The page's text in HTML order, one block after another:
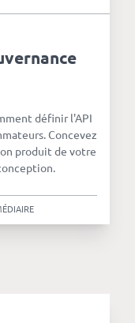
définir l'API
Concevez
produit de votre